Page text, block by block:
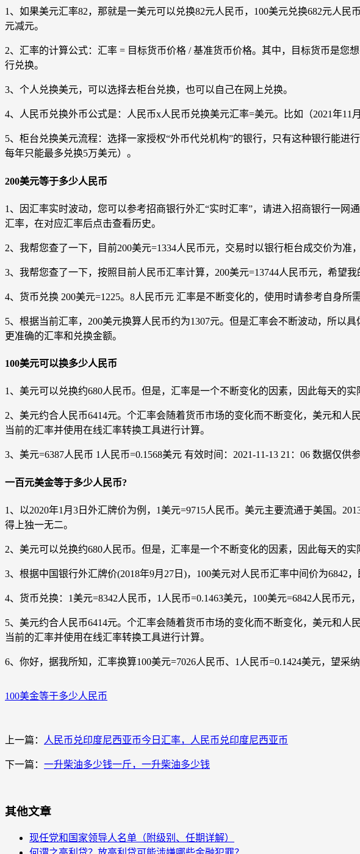
1、如果美元汇率82，那就是一美元可以兑换82元人民币，100美元兑换682元人
元减元。
2、汇率的计算公式：汇率 = 目标货币价格 / 基准货币价格。其中，目标货币是
行兑换。
3、个人兑换美元，可以选择去柜台兑换，也可以自己在网上兑换。
4、人民币兑换外币公式是：人民币x人民币兑换美元汇率=美元。比如（2021年11
5、柜台兑换美元流程：选择一家授权“外币代兑机构”的银行，只有这种银行能
每年只能最多兑换5万美元）。
200美元等于多少人民币
1、因汇率实时波动，您可以参考招商银行外汇“实时汇率”，请进入招商银行一
汇率，在对应汇率后点击查看历史。
2、我帮您查了一下，目前200美元=1334人民币元，交易时以银行柜台成交价为准
3、我帮您查了一下，按照目前人民币汇率计算，200美元=13744人民币元，希望我
4、货币兑换 200美元=1225。8人民币元 汇率是不断变化的，使用时请参考自身
5、根据当前汇率，200美元换算人民币约为1307元。但是汇率会不断波动，所以
更准确的汇率和兑换金额。
100美元可以换多少人民币
1、美元可以兑换约680人民币。但是，汇率是一个不断变化的因素，因此每天的实
2、美元约合人民币6414元。个汇率会随着货币市场的变化而不断变化，美元和
当前的汇率并使用在线汇率转换工具进行计算。
3、美元=6387人民币 1人民币=0.1568美元 有效时间：2021-11-13 21：06 数据仅
一百元美金等于多少人民币?
1、以2020年1月3日外汇牌价为例，1美元=9715人民币。美元主要流通于美国。
得上独一无二。
2、美元可以兑换约680人民币。但是，汇率是一个不断变化的因素，因此每天的实
3、根据中国银行外汇牌价(2018年9月27日)，100美元对人民币汇率中间价为6842
4、货币兑换：1美元=8342人民币，1人民币=0.1463美元，100美元=6842人民币元
5、美元约合人民币6414元。个汇率会随着货币市场的变化而不断变化，美元和
当前的汇率并使用在线汇率转换工具进行计算。
6、你好，据我所知，汇率换算100美元=7026人民币、1人民币=0.1424美元，望采纳
100美金等于多少人民币
上一篇： 人民币兑印度尼西亚币今日汇率，人民币兑印度尼西亚币
下一篇： 一升柴油多少钱一斤，一升柴油多少钱
其他文章
现任党和国家领导人名单（附级别、任期详解）